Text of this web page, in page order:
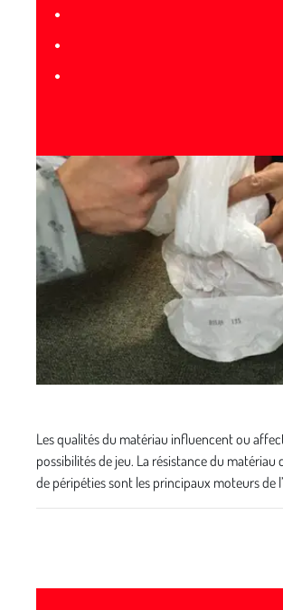
•
•
•
Les qualités du matériau influencent ou
possibilités de jeu. La résistance du matériau
de péripéties sont les principaux moteurs de